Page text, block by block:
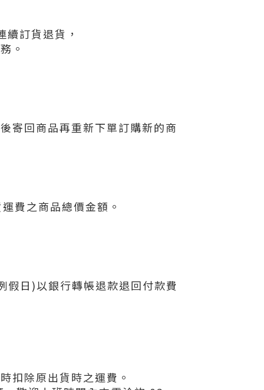
訂貨退貨，
。
寄回商品再重新下單訂購新的商
費之商品總價金額。
假日)以銀行轉帳退款退回付款費
扣除原出貨時之運費。